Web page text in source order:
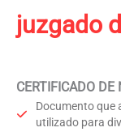
juzgado
CERTIFICADO DE
Documento que
utilizado para